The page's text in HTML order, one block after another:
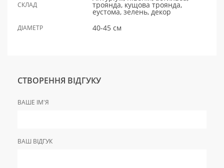
СКЛАД троянда, кущова троянда,
еустома, зелень, декор
ДІАМЕТР 40-45 см
СТВОРЕННЯ ВІДГУКУ
ВАШЕ ІМ'Я
ВАШ ВІДГУК